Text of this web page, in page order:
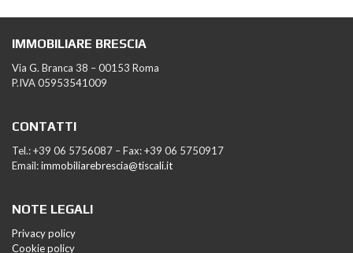
IMMOBILIARE BRESCIA
Via G. Branca 38 – 00153 Roma
P.IVA 05953541009
CONTATTI
Tel.: +39 06 5756087 – Fax: +39 06 5750917
Email:immobiliarebrescia@tiscali.it
NOTE LEGALI
Privacy policy
Cookie policy